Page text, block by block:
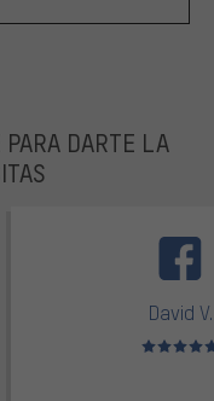
PARA DARTE LA
David V.
Valoración